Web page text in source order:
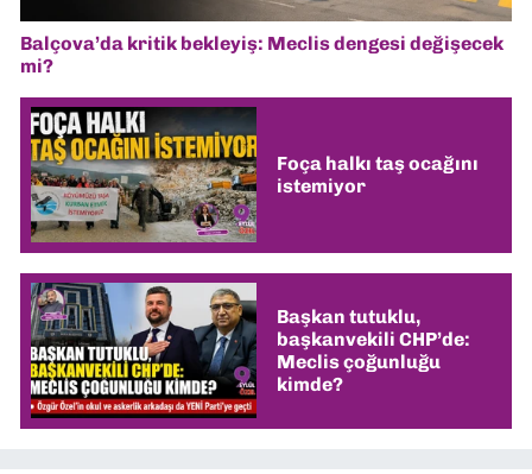
Balçova’da kritik bekleyiş: Meclis dengesi değişecek
mi?
Foça halkı taş ocağını
istemiyor
Başkan tutuklu,
başkanvekili CHP’de:
Meclis çoğunluğu
kimde?